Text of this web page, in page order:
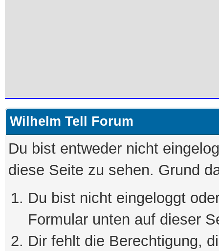
Wilhelm Tell Forum
Du bist entweder nicht
diese Seite zu sehen. Grund
Du bist nicht eingeloggt
Formular unten auf dieser
Dir fehlt die Berechtigung,